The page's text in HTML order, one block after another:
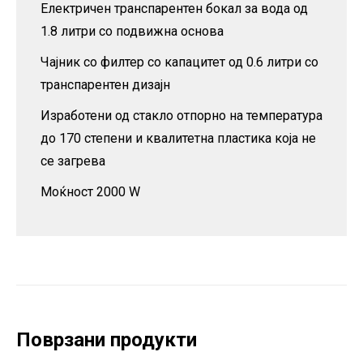
количина
Електричен транспарентен бокал за вода од
1.8 литри со подвижна основа
Чајник со филтер со капацитет од 0.6 литри со
транспарентен дизајн
Изработени од стакло отпорно на температура
до 170 степени и квалитетна пластика која не
се загрева
Моќност 2000 W
Поврзани продукти